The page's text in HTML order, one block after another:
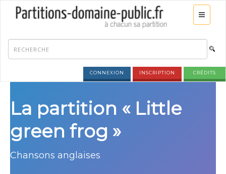
CONNEXION INSCRIPTION CRÉDITS
La partition « Little
green frog »
Chansons anglaises